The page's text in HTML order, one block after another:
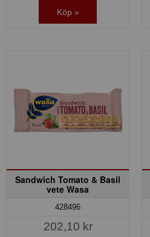
Köp »
Sandwich Tomato & Basil
vete Wasa
428496
202,10 kr